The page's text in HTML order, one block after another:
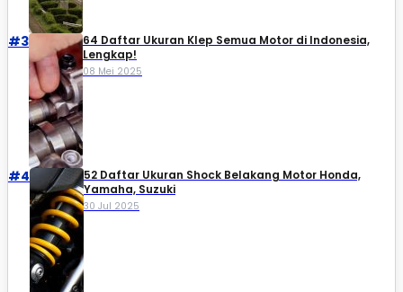
#3
64 Daftar Ukuran Klep Semua Motor di Indonesia,
Lengkap!
08 Mei 2025
#4
52 Daftar Ukuran Shock Belakang Motor Honda,
Yamaha, Suzuki​
30 Jul 2025